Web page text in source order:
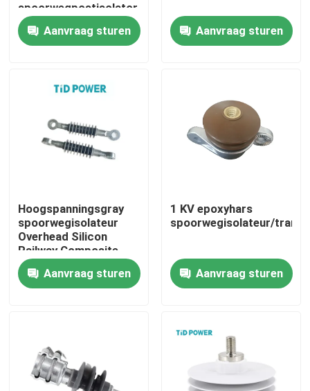
Producten
Over ons
Kwaliteitscontrole
Neem contact met ons op
Spoorinsulator
spoorwegpostisolator
Aanvraag sturen
Aanvraag sturen
Hoogspanningsgray
spoorwegisolateur
Overhead Silicon
Railway Composite
Rail Catenary Isolator
Aanvraag sturen
1 KV epoxyhars
spoorwegisolateur/
Aanvraag sturen